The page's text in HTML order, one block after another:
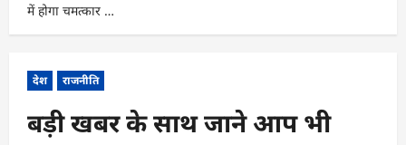
में होगा चमत्कार …
देश राजनीति
बड़ी खबर के साथ जाने आप भी